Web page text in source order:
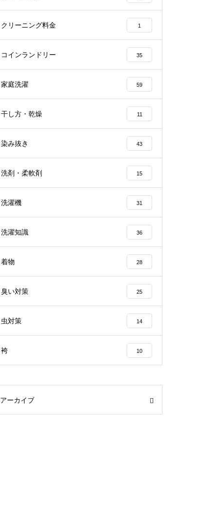
クリーニング料金 1
コインランドリー 35
家庭洗濯 59
干し方・乾燥 11
染み抜き 43
洗剤・柔軟剤 15
洗濯機 31
洗濯知識 36
着物 28
臭い対策 25
虫対策 14
袴 10
アーカイブ